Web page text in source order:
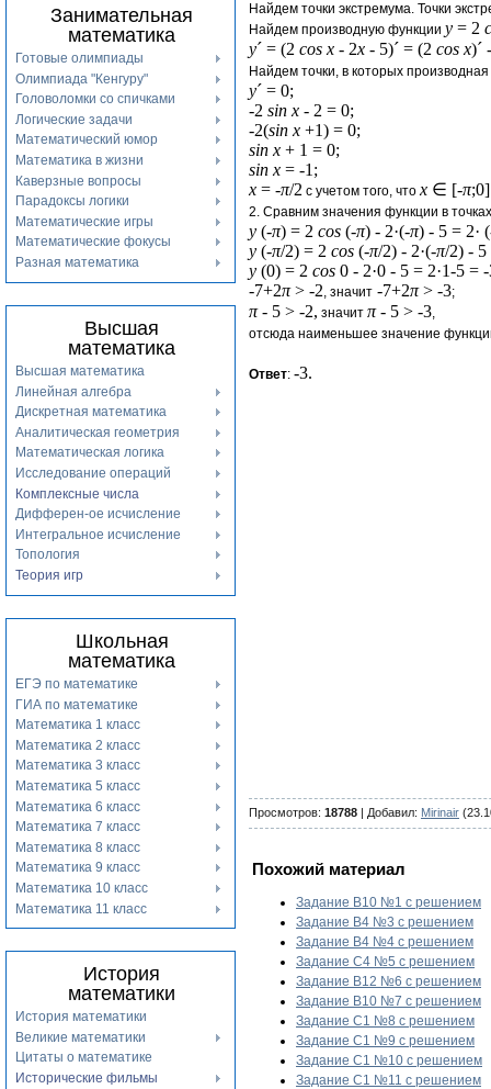
Занимательная
математика
Готовые олимпиады
Олимпиада "Кенгуру"
Головоломки со спичками
Логические задачи
Математический юмор
Математика в жизни
Каверзные вопросы
Парадоксы логики
Математические игры
Математические фокусы
Разная математика
Высшая
математика
Высшая математика
Линейная алгебра
Дискретная математика
Аналитическая геометрия
Математическая логика
Исследование операций
Комплексные числа
Дифферен-ое исчисление
Интегральное исчисление
Топология
Теория игр
Школьная
математика
ЕГЭ по математике
ГИА по математике
Математика 1 класс
Математика 2 класс
Математика 3 класс
Математика 5 класс
Математика 6 класс
Математика 7 класс
Математика 8 класс
Математика 9 класс
Математика 10 класс
Математика 11 класс
История
математики
История математики
Великие математики
Цитаты о математике
Исторические фильмы
Найдем точки экстремума. Точки
Найдем производную функции y = 2
y´ = (2 cos x - 2x - 5)´ = (2 cos x)´
Найдем точки, в которых
y´ = 0;
-2 sin x - 2 = 0;
-2(sin x +1) = 0;
sin x + 1 = 0;
sin x = -1;
x = -π/2 с учетом того, чтоx ∈ [-π;0]
2. Сравним значения функции в
y (-π) = 2 cos (-π) - 2·(-π) - 5 = 2·
y (-π/2) = 2 cos (-π/2) - 2·(-π/2) -
y (0) = 2 cos 0 - 2·0 - 5 = 2·1-5 =
-7+2π> -2, значит -7+2π> -3;
π- 5 > -2, значит π- 5 > -3,
отсюда наименьшее значение
Ответ: -3.
Просмотров: 18788 | Добавил: Mirinair
Похожий материал
Задание B10 №1 с решением
Задание B4 №3 с решением
Задание B4 №4 с решением
Задание С4 №5 с решением
Задание B12 №6 с решением
Задание B10 №7 с решением
Задание C1 №8 с решением
Задание С1 №9 с решением
Задание С1 №10 с решением
Задание С1 №11 с решением